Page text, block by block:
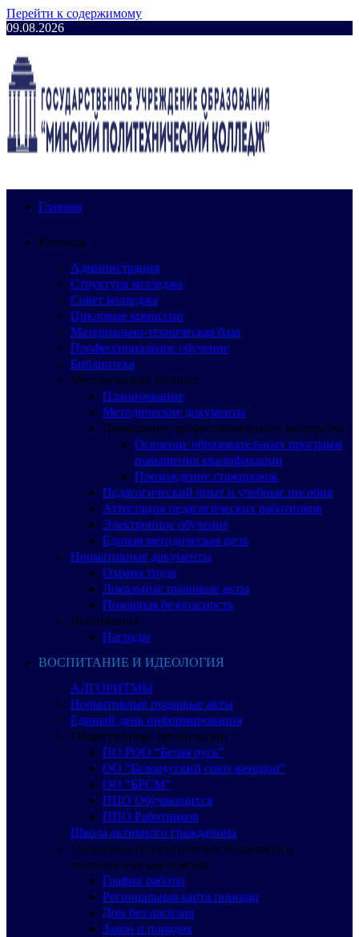
Перейти к содержимому
09.08.2026
Главная
Колледж
Администрация
Структура колледжа
Совет колледжа
Цикловые комиссии
Материально-техническая база
Профессиональное обучение
Библиотека
Методический кабинет
Планирование
Методические документы
Повышение профессионального мастерства
Освоение образовательных программ
повышения квалификации
Прохождение стажировок
Педагогический опыт и учебные пособия
Аттестация педагогических работников
Электронное обучение
Единая методическая цель
Нормативные документы
Охрана труда
Локальные правовые акты
Пожарная безопасность
Достижения
Награды
ВОСПИТАНИЕ И ИДЕОЛОГИЯ
АЛГОРИТМЫ
Нормативные правовые акты
Единый день информирования
Общественные организации
ПО РОО “Белая русь”
ОО “Белорусский союз женщин”
ОО “БРСМ”
ППО Обучающихся
ППО Работников
Школа активного гражданина
Социально-педагогическая поддержка и
психологическая помощь
График работы
Региональная карта помощи
Дом без насилия
Закон и порядок